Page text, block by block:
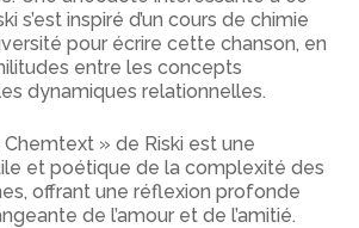
s’est inspiré d’un cours de chimie
pour écrire cette chanson, en
entre les concepts
dynamiques relationnelles.
Chemtext » de Riski est une
et poétique de la complexité des
offrant une réflexion profonde
de l’amour et de l’amitié.